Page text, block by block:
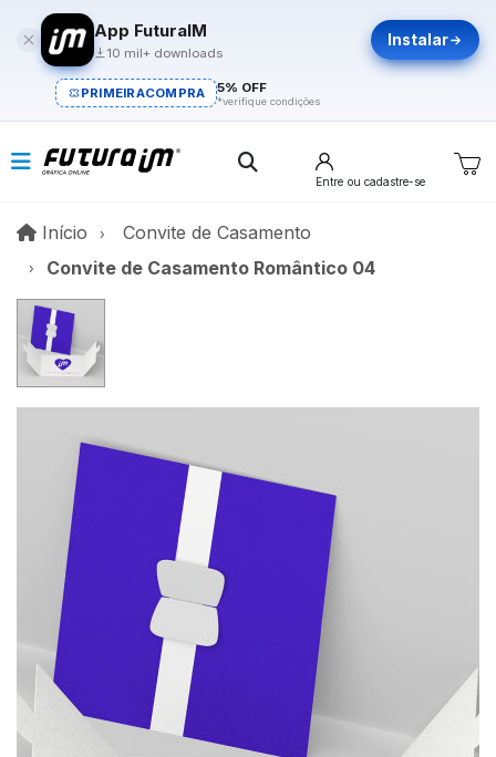
App FuturaIM
10 mil+ downloads
Instalar
PRIMEIRACOMPRA 5% OFF
*verifique condições
Entre ou cadastre-se
Início InícioConvite de Casamento
Convite de Casamento Romântico 04